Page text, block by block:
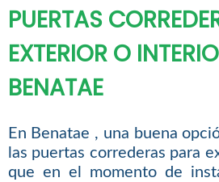
PUERTAS
EXTERIOR O
BENATAE
En Benatae , una buena
las puertas correderas para
que en el momento de